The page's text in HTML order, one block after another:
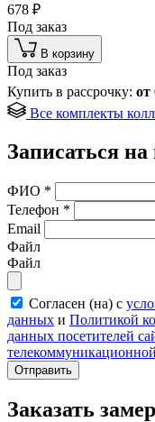
678 ₽
Под заказ
В корзину
Под заказ
Купить в рассрочку: от
Все комплекты
Записаться
ФИО *
Телефон *
Email
Файл
Файл
Согласен (на) с
данных и Политикой
данных посетителей
Отправить
Заказать замер